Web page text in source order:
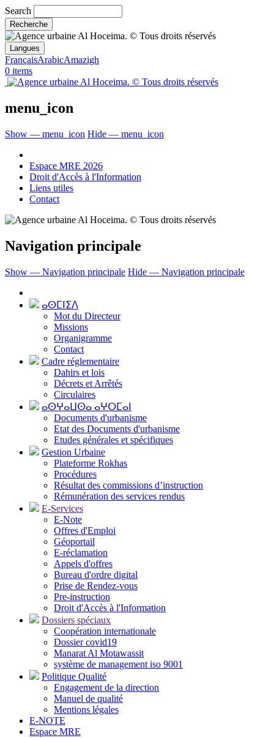
Search
Langues
FrançaisArabicAmazigh
0 items
menu_icon
Show — menu_icon Hide — menu_icon
Espace MRE 2026
Droit d'Accès à l'Information
Liens utiles
Contact
Navigation principale
Show — Navigation principale Hide — Navigation principale
ⴰⵙⵎⵏⵉⴷ
Mot du Directeur
Missions
Organigramme
Contact
Cadre réglementaire
Dahirs et lois
Décrets et Arrêtés
Circulaires
ⴰⵙⵖⴰⵡⵙⴰ ⴰⵖⵔⵎⴰⵏ
Documents d'urbanisme
Etat des Documents d'urbanisme
Etudes générales et spécifiques
Gestion Urbaine
Plateforme Rokhas
Procédures
Résultat des commissions d’instruction
Rémunération des services rendus
E-Services
E-Note
Offres d'Emploi
Géoportail
E-réclamation
Appels d'offres
Bureau d'ordre digital
Prise de Rendez-vous
Pre-instruction
Droit d'Accès à l'Information
Dossiers spéciaux
Coopération internationale
Dossier covid19
Manarat Al Motawassit
système de management iso 9001
Politique Qualité
Engagement de la direction
Manuel de qualité
Mentions légales
E-NOTE
Espace MRE